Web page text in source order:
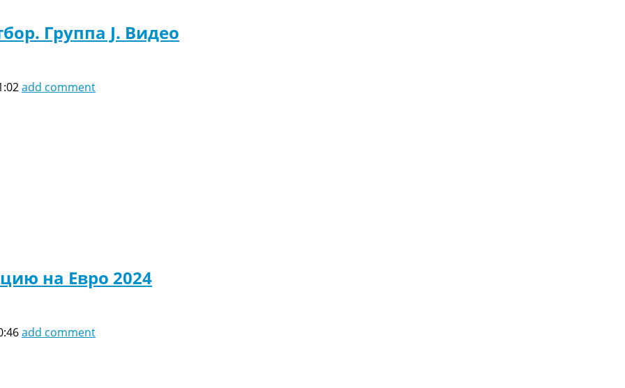
Группа J. Видео
add comment
на Евро 2024
add comment